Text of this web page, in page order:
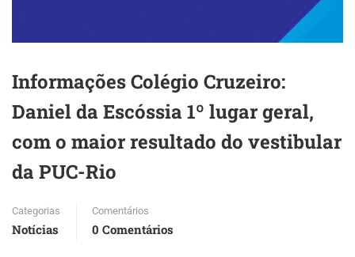
Informações Colégio Cruzeiro:
Daniel da Escóssia 1º lugar geral,
com o maior resultado do vestibular
da PUC-Rio
Categorias
Notícias
Comentários
0 Comentários